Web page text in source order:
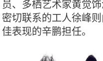
员、多栖艺术家黄觉
密切联系的工人徐峰
佳表现的辛鹏担任。